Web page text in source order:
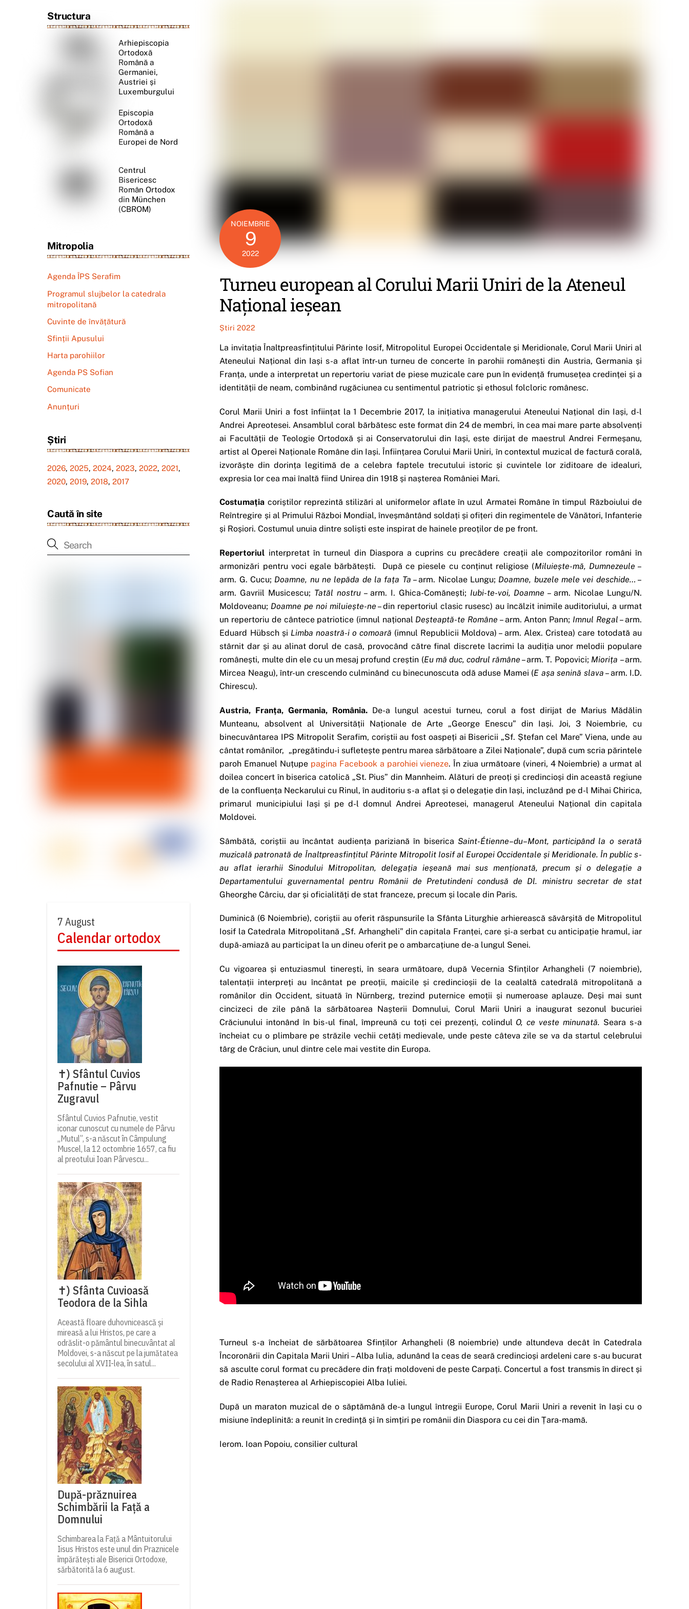
NOIEMBRIE
9
2022
Turneu european al Corului Marii Uniri de la Ateneul
Național ieșean
Știri 2022
La invitația Înaltpreasfințitului Părinte Iosif, Mitropolitul Europei Occidentale și Meridionale, Corul Marii Uniri al
Ateneului Național din Iași s-a aflat într-un turneu de concerte în parohii românești din Austria, Germania și
Franța, unde a interpretat un repertoriu variat de piese muzicale care pun în evidență frumusețea credinței și a
identității de neam, combinând rugăciunea cu sentimentul patriotic și ethosul folcloric românesc.
Corul Marii Uniri a fost înființat la 1 Decembrie 2017, la inițiativa managerului Ateneului Național din Iași, d-l
Andrei Apreotesei. Ansamblul coral bărbătesc este format din 24 de membri, în cea mai mare parte absolvenți
ai Facultății de Teologie Ortodoxă și ai Conservatorului din Iași, este dirijat de maestrul Andrei Fermeșanu,
artist al Operei Naționale Române din Iași. Înființarea Corului Marii Uniri, în contextul muzical de factură corală,
izvorăște din dorința legitimă de a celebra faptele trecutului istoric și cuvintele lor ziditoare de idealuri,
expresia lor cea mai înaltă fiind Unirea din 1918 și nașterea României Mari.
Costumația coriștilor reprezintă stilizări al uniformelor aflate în uzul Armatei Române în timpul Războiului de
Reîntregire și al Primului Război Mondial, înveșmântând soldați și ofițeri din regimentele de Vânători, Infanterie
și Roșiori. Costumul unuia dintre soliști este inspirat de hainele preoților de pe front.
Repertoriul interpretat în turneul din Diaspora a cuprins cu precădere creații ale compozitorilor români în
armonizări pentru voci egale bărbătești. După ce piesele cu conținut religiose (Miluiește-mă, Dumnezeule –
arm. G. Cucu; Doamne, nu ne lepăda de la fața Ta – arm. Nicolae Lungu; Doamne, buzele mele vei deschide… –
arm. Gavriil Musicescu; Tatăl nostru – arm. I. Ghica-Comănești; Iubi-te-voi, Doamne – arm. Nicolae Lungu/N.
Moldoveanu; Doamne pe noi miluiește-ne – din repertoriul clasic rusesc) au încălzit inimile auditoriului, a urmat
un repertoriu de cântece patriotice (imnul național Deșteaptă-te Române – arm. Anton Pann; Imnul Regal – arm.
Eduard Hübsch și Limba noastră-i o comoară (imnul Republicii Moldova) – arm. Alex. Cristea) care totodată au
stârnit dar și au alinat dorul de casă, provocând către final discrete lacrimi la audiția unor melodii populare
românești, multe din ele cu un mesaj profund creștin (Eu mă duc, codrul rămâne – arm. T. Popovici; Miorița – arm.
Mircea Neagu), într-un crescendo culminând cu binecunoscuta odă aduse Mamei (E așa senină slava – arm. I.D.
Chirescu).
Austria, Franța, Germania, România. De-a lungul acestui turneu, corul a fost dirijat de Marius Mădălin
Munteanu, absolvent al Universității Naționale de Arte „George Enescu” din Iași. Joi, 3 Noiembrie, cu
binecuvântarea IPS Mitropolit Serafim, coriștii au fost oaspeți ai Bisericii „Sf. Ștefan cel Mare” Viena, unde au
cântat românilor, „pregătindu-i sufletește pentru marea sărbătoare a Zilei Naționale”, după cum scria părintele
paroh Emanuel Nuțupe pagina Facebook a parohiei vieneze. În ziua următoare (vineri, 4 Noiembrie) a urmat al
doilea concert în biserica catolică „St. Pius” din Mannheim. Alături de preoți și credincioși din această regiune
de la confluența Neckarului cu Rinul, în auditoriu s-a aflat și o delegație din Iași, incluzând pe d-l Mihai Chirica,
primarul municipiului Iași și pe d-l domnul Andrei Apreotesei, managerul Ateneului Național din capitala
Moldovei.
Sâmbătă, coriștii au încântat audiența pariziană în biserica Saint-Étienne–du–Mont,participând la o serată
muzicală patronată de Înaltpreasfințitul Părinte Mitropolit Iosif al Europei Occidentale și Meridionale. În public s-
au aflat ierarhii Sinodului Mitropolitan, delegația ieșeană mai sus menționată, precum și o delegație a
Departamentului guvernamental pentru Românii de Pretutindeni condusă de Dl. ministru secretar de stat
Gheorghe Cârciu, dar și oficialități de stat franceze, precum și locale din Paris.
Duminică (6 Noiembrie), coriștii au oferit răspunsurile la Sfânta Liturghie arhierească săvârșită de Mitropolitul
Iosif la Catedrala Mitropolitană „Sf. Arhangheli” din capitala Franței, care și-a serbat cu anticipație hramul, iar
după-amiază au participat la un dineu oferit pe o ambarcațiune de-a lungul Senei.
Cu vigoarea și entuziasmul tinerești, în seara următoare, după Vecernia Sfinților Arhangheli (7 noiembrie),
talentații interpreți au încântat pe preoții, maicile și credincioșii de la cealaltă catedrală mitropolitană a
românilor din Occident, situată în Nürnberg, trezind puternice emoții și numeroase aplauze. Deși mai sunt
cincizeci de zile până la sărbătoarea Nașterii Domnului, Corul Marii Uniri a inaugurat sezonul bucuriei
Crăciunului intonând în bis-ul final, împreună cu toți cei prezenți, colindul O, ce veste minunată. Seara s-a
încheiat cu o plimbare pe străzile vechii cetăți medievale, unde peste câteva zile se va da startul celebrului
târg de Crăciun, unul dintre cele mai vestite din Europa.
Turneul s-a încheiat de sărbătoarea Sfinților Arhangheli (8 noiembrie) unde altundeva decât în Catedrala
Încoronării din Capitala Marii Uniri – Alba Iulia, adunând la ceas de seară credincioși ardeleni care s-au bucurat
să asculte corul format cu precădere din frați moldoveni de peste Carpați. Concertul a fost transmis în direct și
de Radio Renașterea al Arhiepiscopiei Alba Iuliei.
După un maraton muzical de o săptămână de-a lungul întregii Europe, Corul Marii Uniri a revenit în Iași cu o
misiune îndeplinită: a reunit în credință și în simțiri pe românii din Diaspora cu cei din Țara-mamă.
Ierom. Ioan Popoiu, consilier cultural
Structura
Arhiepiscopia
Ortodoxă
Română a
Germaniei,
Austriei și
Luxemburgului
Episcopia
Ortodoxă
Română a
Europei de Nord
Centrul
Bisericesc
Român Ortodox
din München
(CBROM)
Mitropolia
Agenda ÎPS Serafim
Programul slujbelor la catedrala
mitropolitană
Cuvinte de învățătură
Sfinții Apusului
Harta parohiilor
Agenda PS Sofian
Comunicate
Anunțuri
Știri
2026, 2025, 2024, 2023, 2022, 2021,
2020, 2019, 2018, 2017
Caută în site
7 August
Calendar ortodox
✝) Sfântul Cuvios
Pafnutie – Pârvu
Zugravul
Sfântul Cuvios Pafnutie, vestit
iconar cunoscut cu numele de Pârvu
„Mutul”, s-a născut în Câmpulung
Muscel, la 12 octombrie 1657, ca fiu
al preotului Ioan Pârvescu...
✝) Sfânta Cuvioasă
Teodora de la Sihla
Această floare duhovnicească și
mireasă a lui Hristos, pe care a
odrăslit-o pământul binecuvântat al
Moldovei, s-a născut pe la jumătatea
secolului al XVII-lea, în satul...
După-prăznuirea
Schimbării la Față a
Domnului
Schimbarea la Față a Mântuitorului
Iisus Hristos este unul din Praznicele
împărătești ale Bisericii Ortodoxe,
sărbătorită la 6 august.